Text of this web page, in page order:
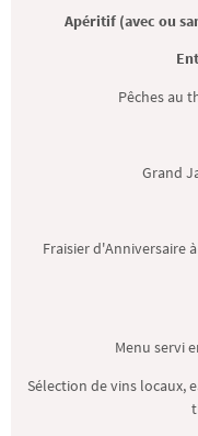
Apéritif (avec ou
Pêches au
Grand
Fraisier d'Anniversaire
Menu servi
Sélection de vins locaux,